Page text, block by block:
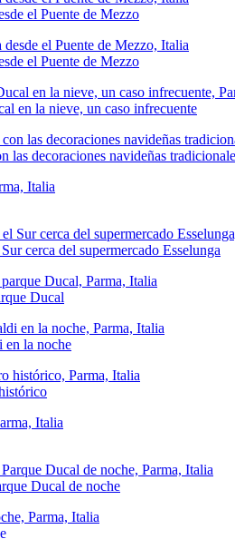
el Puente de Mezzo
el Puente de Mezzo
en la nieve, un caso infrecuente
las decoraciones navideñas
cerca del supermercado Esselunga
Ducal
en la noche
Ducal de noche